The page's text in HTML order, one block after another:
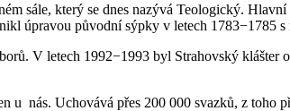
sále, který se dnes nazývá Teologický.
úpravou původní sýpky v letech 1783−1785
V letech 1992−1993 byl Strahovský
nás. Uchovává přes 200 000 svazků, z toho